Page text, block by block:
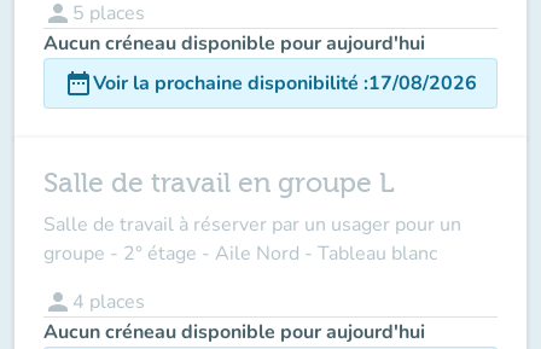
person 5 places
Aucun créneau disponible pour aujourd'hui
date_rangeVoir la prochaine disponibilité :17/08/2026
Salle de travail en groupe L
Salle de travail à réserver par un usager pour un
groupe - 2° étage - Aile Nord - Tableau blanc
person 4 places
Aucun créneau disponible pour aujourd'hui